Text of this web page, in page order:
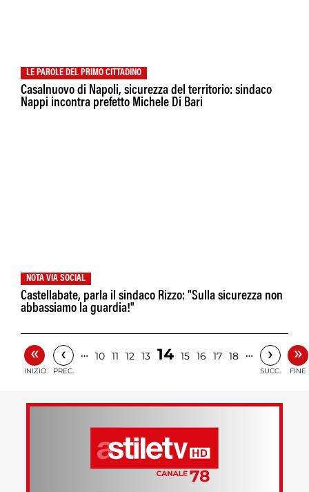
LE PAROLE DEL PRIMO CITTADINO
Casalnuovo di Napoli, sicurezza del territorio: sindaco
Nappi incontra prefetto Michele Di Bari
NOTA VIA SOCIAL
Castellabate, parla il sindaco Rizzo: "Sulla sicurezza non
abbassiamo la guardia!"
«
INIZIO
‹
PREC.
… 10 11 12 13 14 15 16 17 18 … ›
SUCC.
»
FINE